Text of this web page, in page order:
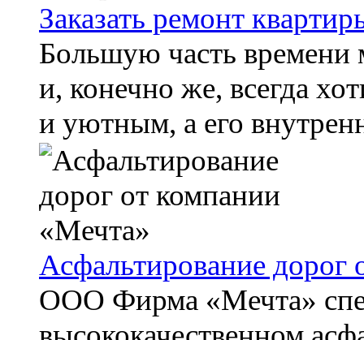
Заказать ремонт
Большую часть времени
и, конечно же, всегда
и уютным, а его
Асфальтирование
ООО Фирма «Мечта»